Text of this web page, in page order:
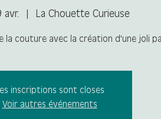
avr. La Chouette Curieuse
la couture avec la création d'une joli
inscriptions sont closes
Voir autres événements